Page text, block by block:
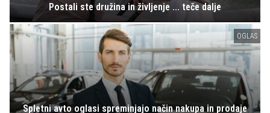
Postali ste družina in življenje ... teče dalje
OGLAS
Spletni avto oglasi spreminjajo način nakupa in prodaje